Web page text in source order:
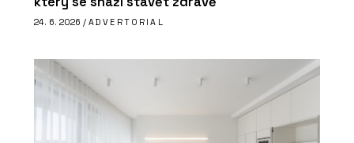
24. 6. 2026 / ADVERTORIAL